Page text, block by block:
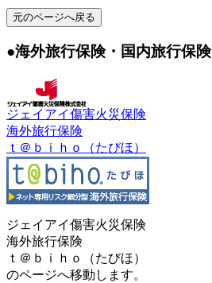
元のページへ戻る
●海外旅行保険・国内旅行保険
ジェイアイ傷害火災保険
海外旅行保険
ｔ＠ｂｉｈｏ（たびほ）
ジェイアイ傷害火災保険
海外旅行保険
ｔ＠ｂｉｈｏ（たびほ）
のページへ移動します。